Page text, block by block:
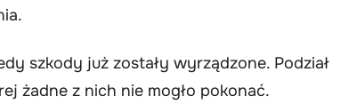
szkody już zostały wyrządzone. Podział
żadne z nich nie mogło pokonać.